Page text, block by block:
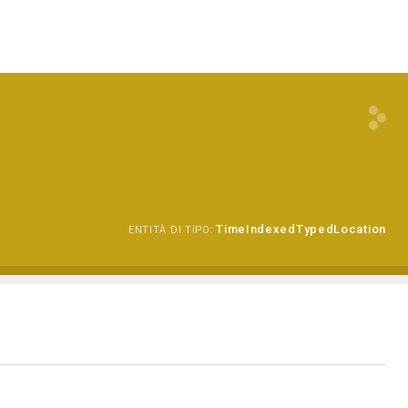
ENTITÀ DI TIPO: TimeIndexedTypedLocation